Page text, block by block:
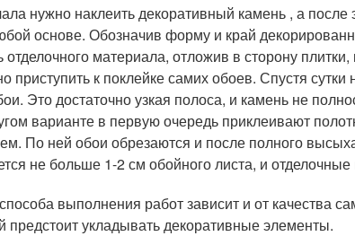
нужно наклеить декоративный камень , а
основе. Обозначив форму и край
отделочного материала, отложив в сторону
приступить к поклейке самих обоев. Спустя
Это достаточно узкая полоса, и камень не
варианте в первую очередь приклеивают
По ней обои обрезаются и после полного
не больше 1-2 см обойного листа, и
выполнения работ зависит и от качества
предстоит укладывать декоративные элементы.